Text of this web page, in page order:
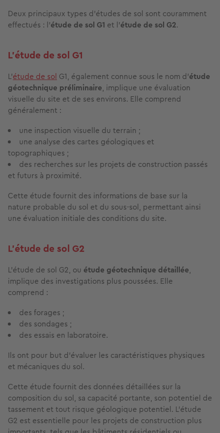
Deux principaux types d'études de sol sont couramment
effectués : l'étude de sol G1 et l'étude de sol G2.
L'étude de sol G1
L'étude de sol G1, également connue sous le nom d'étude
géotechnique préliminaire, implique une évaluation
visuelle du site et de ses environs. Elle comprend
généralement :
une inspection visuelle du terrain ;
une analyse des cartes géologiques et
topographiques ;
des recherches sur les projets de construction passés
et futurs à proximité.
Cette étude fournit des informations de base sur la
nature probable du sol et du sous-sol, permettant ainsi
une évaluation initiale des conditions du site.
L'étude de sol G2
L'étude de sol G2, ou étude géotechnique détaillée,
implique des investigations plus poussées. Elle
comprend :
des forages ;
des sondages ;
des essais en laboratoire.
Ils ont pour but d’évaluer les caractéristiques physiques
et mécaniques du sol.
Cette étude fournit des données détaillées sur la
composition du sol, sa capacité portante, son potentiel de
tassement et tout risque géologique potentiel. L'étude
G2 est essentielle pour les projets de construction plus